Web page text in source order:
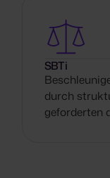
SBTi
durch
geforderten